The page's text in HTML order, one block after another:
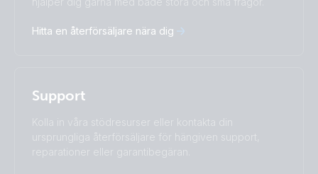
Español
Français
Română
Türkçe
Ελληνικά
Русский
Українська
中國人
Hitta en återförsäljare nära dig
Support
Kolla in våra stödresurser eller kontakta din
ursprungliga återförsäljare för hängiven support,
reparationer eller garantibegäran.